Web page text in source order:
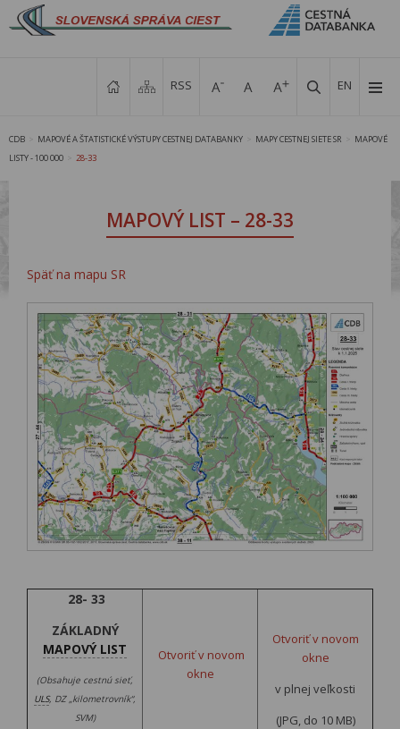
EN
RSS
CDB MAPOVÉ A ŠTATISTICKÉ VÝSTUPY CESTNEJ DATABANKY MAPY CESTNEJ SIETE SR
MAPOVÉ
LISTY - 100 000
28-33
MAPOVÝ LIST – 28-33
Späť na mapu SR
28- 33
ZÁKLADNÝ
MAPOVÝ LIST
(Obsahuje cestnú sieť,
ULS, DZ „kilometrovník“,
SVM)
Otvoriť v novom
okne
Otvoriť v novom
okne
v plnej veľkosti
(JPG, do 10 MB)